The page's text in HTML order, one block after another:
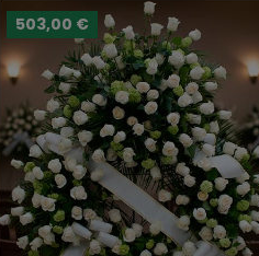
503,00 €